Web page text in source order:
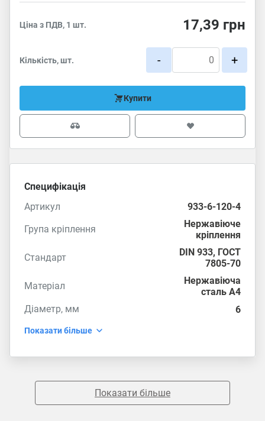
Ціна з ПДВ, 1 шт. 17,39 грн
Кількість, шт. - +
Купити
Специфікація
Артикул
933-6-120-4
Група кріплення
Нержавіюче
кріплення
Стандарт
DIN 933, ГОСТ
7805-70
Матеріал
Нержавіюча
сталь А4
Діаметр, мм
6
Показати більше
Показати більше